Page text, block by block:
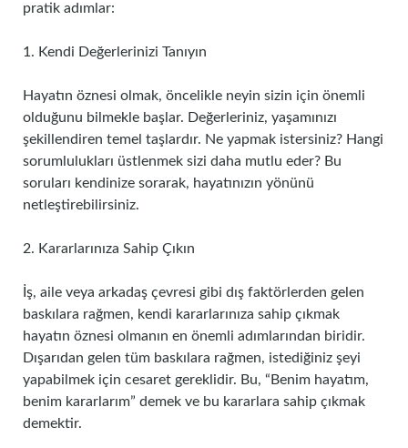
pratik adımlar:
1. Kendi Değerlerinizi Tanıyın
Hayatın öznesi olmak, öncelikle neyin sizin için önemli
olduğunu bilmekle başlar. Değerleriniz, yaşamınızı
şekillendiren temel taşlardır. Ne yapmak istersiniz? Hangi
sorumlulukları üstlenmek sizi daha mutlu eder? Bu
soruları kendinize sorarak, hayatınızın yönünü
netleştirebilirsiniz.
2. Kararlarınıza Sahip Çıkın
İş, aile veya arkadaş çevresi gibi dış faktörlerden gelen
baskılara rağmen, kendi kararlarınıza sahip çıkmak
hayatın öznesi olmanın en önemli adımlarından biridir.
Dışarıdan gelen tüm baskılara rağmen, istediğiniz şeyi
yapabilmek için cesaret gereklidir. Bu, “Benim hayatım,
benim kararlarım” demek ve bu kararlara sahip çıkmak
demektir.